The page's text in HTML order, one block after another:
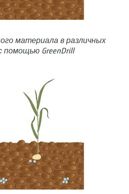
материала в различных
помощью GreenDrill